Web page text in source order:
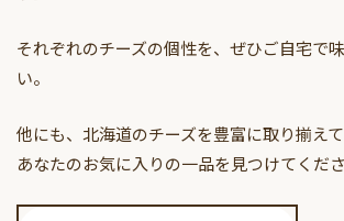
それぞれのチーズの個性を、ぜひご自宅で
い。
他にも、北海道のチーズを豊富に取り揃えて
あなたのお気に入りの一品を見つけてくださ